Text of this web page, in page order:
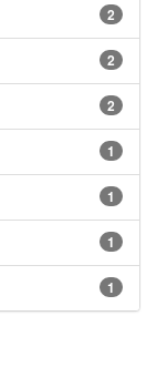
2
2
2
1
1
1
1